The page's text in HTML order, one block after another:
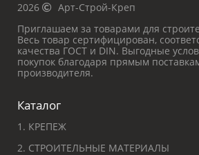
2026
Арт-Строй-Креп
Приглашаем за товарами для
Весь товар сертифицирован,
качества ГОСТ и DIN. Выгодные
покупок благодаря прямым
производителя.
Каталог
1. КРЕПЕЖ
2. СТРОИТЕЛЬНЫЕ МАТЕРИАЛЫ